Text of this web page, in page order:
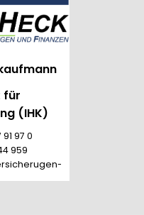
für
(IHK)
97 0
959
heck.de